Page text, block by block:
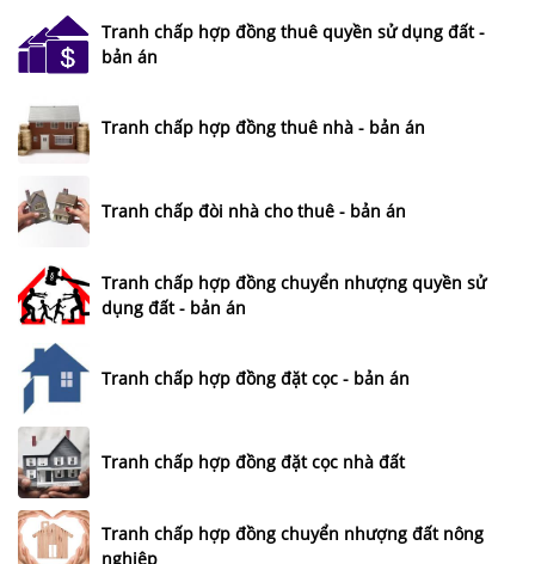
Tranh chấp hợp đồng thuê quyền sử dụng đất -
bản án
Tranh chấp hợp đồng thuê nhà - bản án
Tranh chấp đòi nhà cho thuê - bản án
Tranh chấp hợp đồng chuyển nhượng quyền sử
dụng đất - bản án
Tranh chấp hợp đồng đặt cọc - bản án
Tranh chấp hợp đồng đặt cọc nhà đất
Tranh chấp hợp đồng chuyển nhượng đất nông
nghiệp